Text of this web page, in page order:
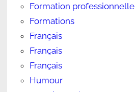
Formation professionnelle
Formations
Français
Français
Français
Humour